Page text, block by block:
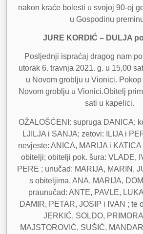
nakon kraće bolesti u svojoj 90-oj
u Gospodinu
JURE KORDIĆ – DULJA
Posljednji ispraćaj dragog nam
utorak 6. travnja 2021. g. u 15,00
u Novom groblju u Vionici.
Novom groblju u Vionici.Obitelj
sati u kapelici.
OŽALOŠĆENI: supruga DANICA;
LJILJA i SANJA; zetovi: ILIJA i
nevjeste: ANICA, MARIJA i
obitelji; obitelji pok. šura: VLADE,
PERE ; unučad: MARIJA, MARIN,
s obiteljima, ANA, MARIJA,
praunučad: ANTE, PAVLE,
DAMIR, PETAR, JOSIP i IVAN ; te
JERKIĆ, SOLDO,
MAJSTOROVIĆ, SUŠIĆ,